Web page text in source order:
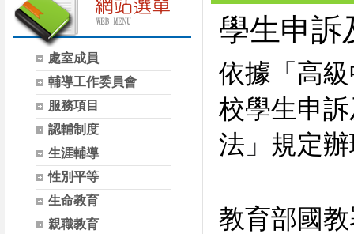
處室成員
輔導工作委員會
服務項目
認輔制度
生涯輔導
性別平等
生命教育
親職教育
學生申訴
依據 「 高
校學生申
法 」 規定
教育部國